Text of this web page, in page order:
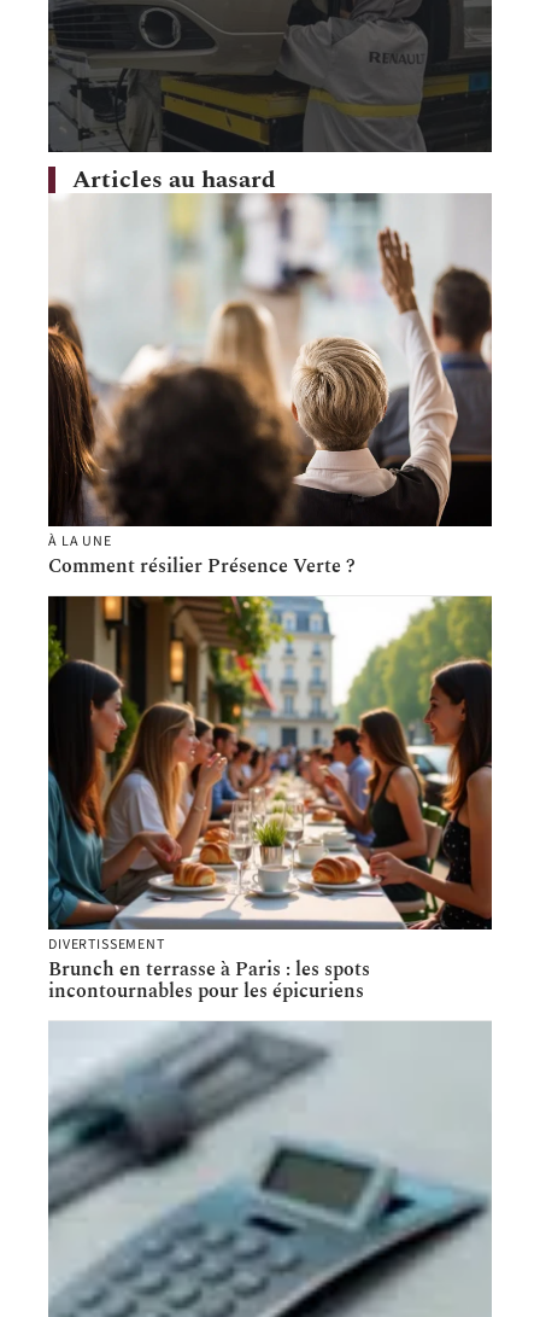
Articles au hasard
À LA UNE
Comment résilier Présence Verte ?
DIVERTISSEMENT
Brunch en terrasse à Paris : les spots
incontournables pour les épicuriens